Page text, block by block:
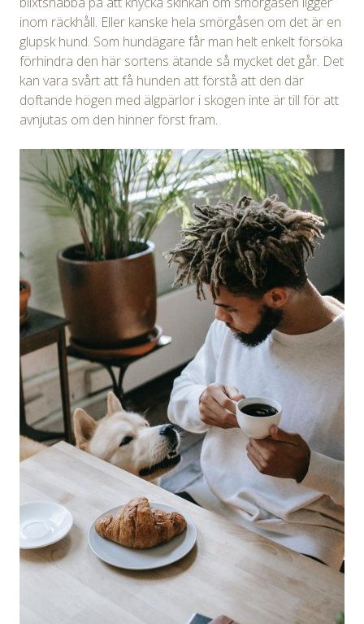
inom räckhåll. Eller kanske hela smörgåsen om det är en
glupsk hund. Som hundägare får man helt enkelt försöka
förhindra den här sortens ätande så mycket det går. Det
kan vara svårt att få hunden att förstå att den där
doftande högen med älgpärlor i skogen inte är till för att
avnjutas om den hinner först fram.